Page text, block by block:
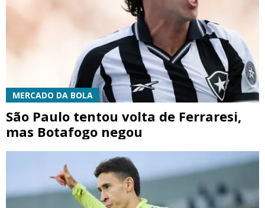
MERCADO DA BOLA
São Paulo tentou volta de Ferraresi,
mas Botafogo negou